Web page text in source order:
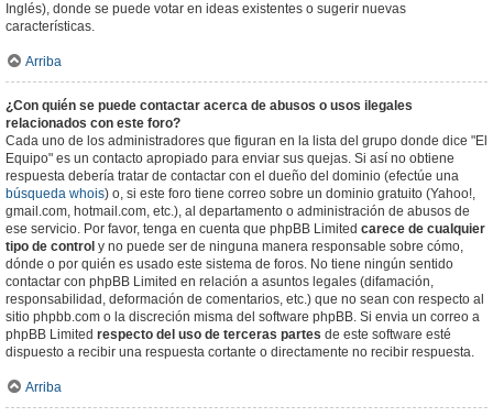
Inglés), donde se puede votar en ideas existentes o sugerir nuevas
características.
Arriba
¿Con quién se puede contactar acerca de abusos o usos ilegales
relacionados con este foro?
Cada uno de los administradores que figuran en la lista del grupo donde dice "El
Equipo" es un contacto apropiado para enviar sus quejas. Si así no obtiene
respuesta debería tratar de contactar con el dueño del dominio (efectúe una
búsqueda whois) o, si este foro tiene correo sobre un dominio gratuito (Yahoo!,
gmail.com, hotmail.com, etc.), al departamento o administración de abusos de
ese servicio. Por favor, tenga en cuenta que phpBB Limited carece de cualquier
tipo de control y no puede ser de ninguna manera responsable sobre cómo,
dónde o por quién es usado este sistema de foros. No tiene ningún sentido
contactar con phpBB Limited en relación a asuntos legales (difamación,
responsabilidad, deformación de comentarios, etc.) que no sean con respecto al
sitio phpbb.com o la discreción misma del software phpBB. Si envia un correo a
phpBB Limited respecto del uso de terceras partes de este software esté
dispuesto a recibir una respuesta cortante o directamente no recibir respuesta.
Arriba